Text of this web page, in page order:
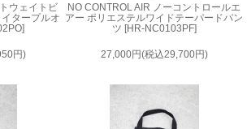
ウェイトビ
タープルオ
円)
NO CONTROL AIR ノーコントロールエ
アー ポリエステルワイドテーパードパン
ツ [HR-NC0103PF]
27,000円(税込29,700円)